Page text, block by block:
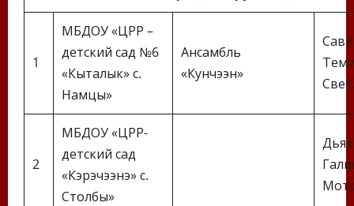
1
МБДОУ «ЦРР –
детский сад №6
«Кыталык» с.
Намцы»
Ансамбль
«Кунчээн»
2
МБДОУ «ЦРР-
детский сад
«Кэрэчээнэ» с.
Столбы»